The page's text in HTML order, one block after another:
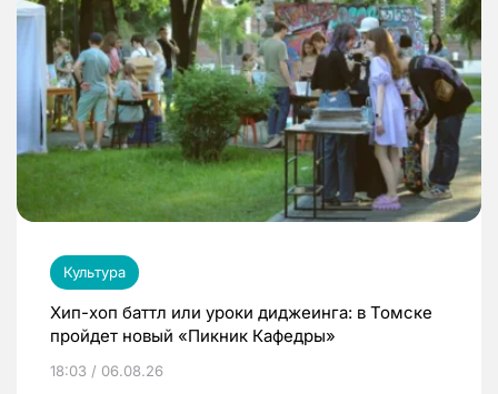
Культура
Хип-хоп баттл или уроки диджеинга: в Томске
пройдет новый «Пикник Кафедры»
18:03 / 06.08.26